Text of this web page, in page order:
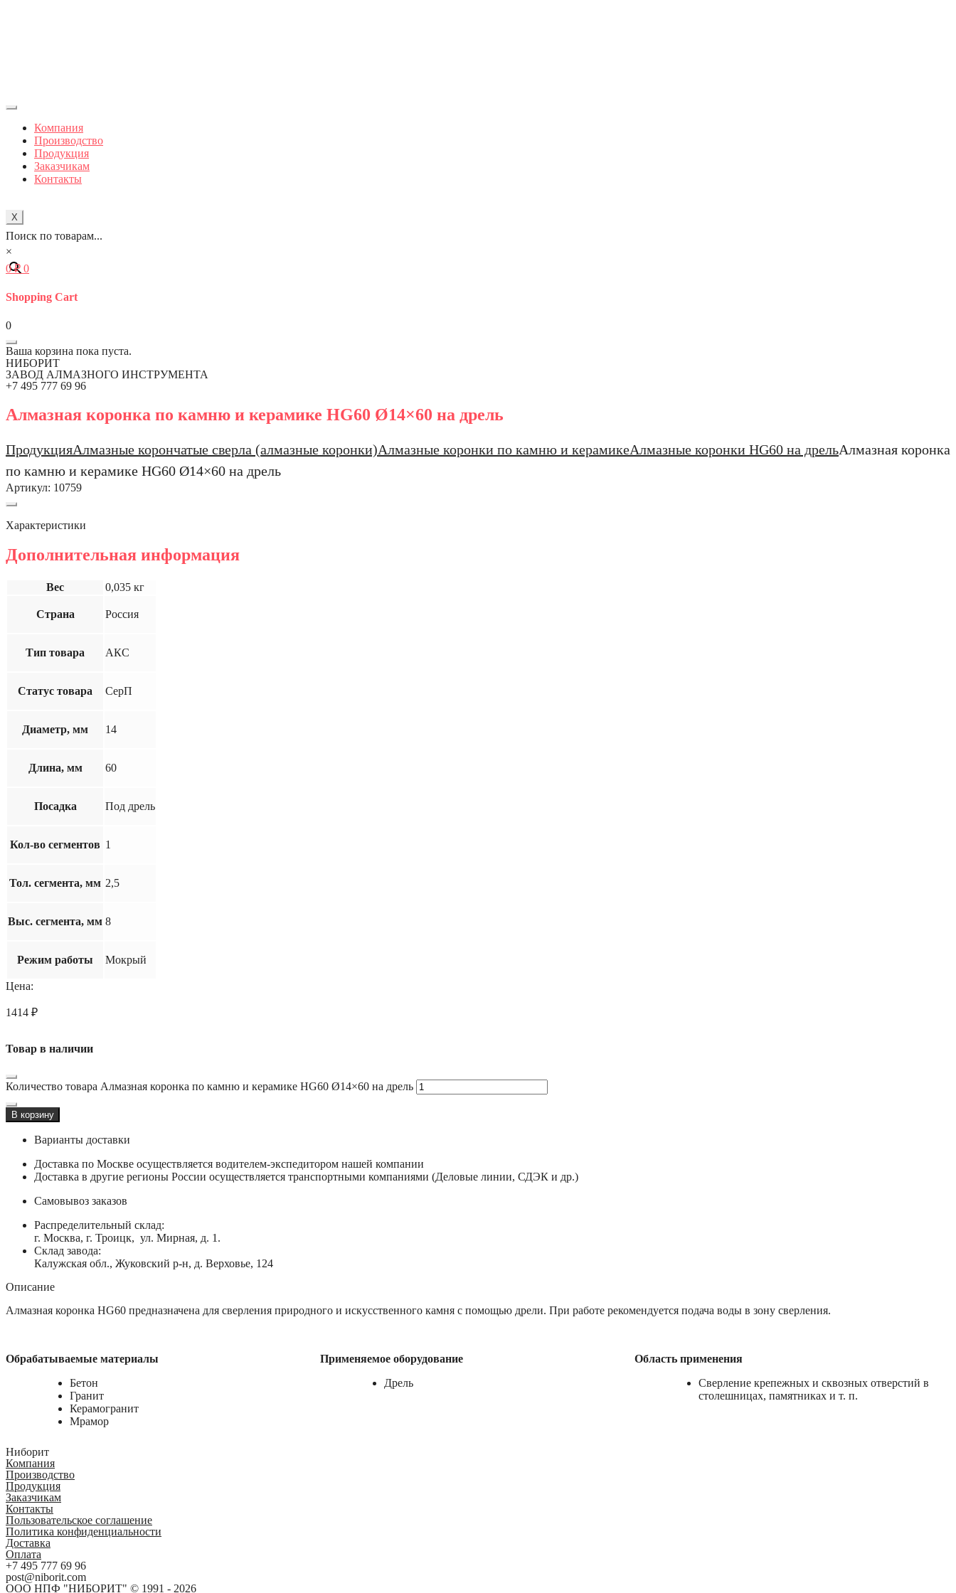
Компания
Производство
Продукция
Заказчикам
Контакты
X
Поиск по товарам...
×
0₽ 0
Shopping Cart
0
Ваша корзина пока пуста.
НИБОРИТ
ЗАВОД АЛМАЗНОГО ИНСТРУМЕНТА
+7 495 777 69 96
Алмазная коронка по камню и керамике HG60 Ø14×60 на дрель
ПродукцияАлмазные корончатые сверла (алмазные коронки)Алмазные коронки по камню и керамикеАлмазные коронки HG60 на дрельАлмазная коронка
по камню и керамике HG60 Ø14×60 на дрель
Артикул: 10759
Характеристики
Дополнительная информация
Вес 0,035 кг
Страна Россия
Тип товара АКС
Статус товара СерП
Диаметр, мм 14
Длина, мм 60
Посадка Под дрель
Кол-во сегментов 1
Тол. сегмента, мм 2,5
Выс. сегмента, мм 8
Режим работы Мокрый
Цена:
1414 ₽
Товар в наличии
Количество товара Алмазная коронка по камню и керамике HG60 Ø14×60 на дрель
В корзину
Варианты доставки
Доставка по Москве осуществляется водителем-экспедитором нашей компании
Доставка в другие регионы России осуществляется транспортными компаниями (Деловые линии, СДЭК и др.)
Самовывоз заказов
Распределительный склад:
г. Москва, г. Троицк, ул. Мирная, д. 1.
Склад завода:
Калужская обл., Жуковский р-н, д. Верховье, 124
Описание
Алмазная коронка HG60 предназначена для сверления природного и искусственного камня с помощью дрели. При работе рекомендуется подача воды в зону сверления.
Обрабатываемые материалы
Бетон
Гранит
Керамогранит
Мрамор
Применяемое оборудование
Дрель
Область применения
Сверление крепежных и сквозных отверстий в
столешницах, памятниках и т. п.
Ниборит
Компания
Производство
Продукция
Заказчикам
Контакты
Пользовательское соглашение
Политика конфиденциальности
Доставка
Оплата
+7 495 777 69 96
post@niborit.com
ООО НПФ "НИБОРИТ" © 1991 - 2026